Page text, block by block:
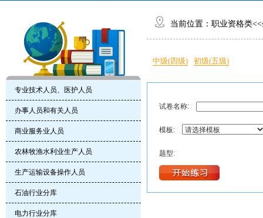
专业技术人员、医护人员
办事人员和有关人员
商业服务业人员
农林牧渔水利业生产人员
生产运输设备操作人员
石油行业分库
电力行业分库
当前位置： 职业资格类<<
中级(四级) 初级(五级)
试卷名称:
模板:
题型: